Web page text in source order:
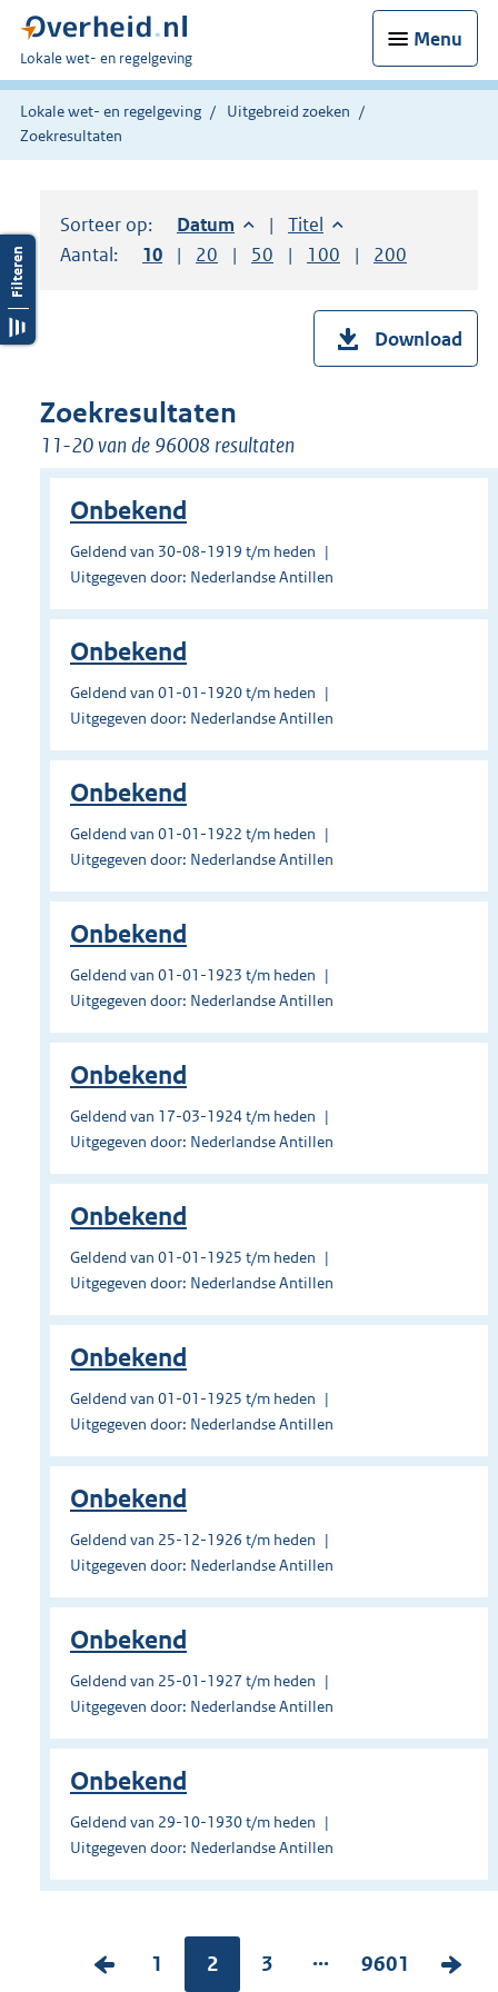
Menu
U
bent
hier:
Lokale wet- en regelgeving
Lokale wet- en regelgeving
Uitgebreid zoeken
Zoekresultaten
Sorteer op: Sorteer op:
Datum aflopendSorteer op:
Titel oplopend
Aantal:
Toon
10 resultaten per pagina
Toon
20 resultaten per pagina
Toon
50 resultaten per pagina
Toon
100 resultaten per
Toon
200
Download
Zoekresultaten
11-20 van de 96008 resultaten
Onbekend
Geldend van 30-08-1919 t/m heden
Uitgegeven door: Nederlandse Antillen
Onbekend
Geldend van 01-01-1920 t/m heden
Uitgegeven door: Nederlandse Antillen
Onbekend
Geldend van 01-01-1922 t/m heden
Uitgegeven door: Nederlandse Antillen
Onbekend
Geldend van 01-01-1923 t/m heden
Uitgegeven door: Nederlandse Antillen
Onbekend
Geldend van 17-03-1924 t/m heden
Uitgegeven door: Nederlandse Antillen
Onbekend
Geldend van 01-01-1925 t/m heden
Uitgegeven door: Nederlandse Antillen
Onbekend
Geldend van 01-01-1925 t/m heden
Uitgegeven door: Nederlandse Antillen
Onbekend
Geldend van 25-12-1926 t/m heden
Uitgegeven door: Nederlandse Antillen
Onbekend
Geldend van 25-01-1927 t/m heden
Uitgegeven door: Nederlandse Antillen
Onbekend
Geldend van 29-10-1930 t/m heden
Uitgegeven door: Nederlandse Antillen
V
P
1 Pagina:
2
P
3 ...
P
9601
V